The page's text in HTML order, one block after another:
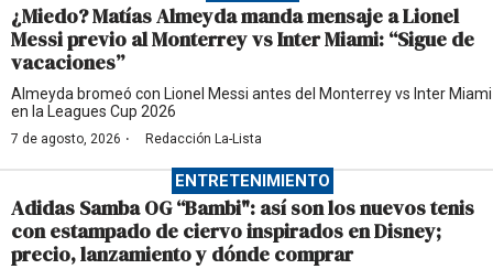
¿Miedo? Matías Almeyda manda mensaje a Lionel
Messi previo al Monterrey vs Inter Miami: “Sigue de
vacaciones”
Almeyda bromeó con Lionel Messi antes del Monterrey vs Inter Miami
en la Leagues Cup 2026
7 de agosto, 2026 · Redacción La-Lista
ENTRETENIMIENTO
Adidas Samba OG “Bambi": así son los nuevos tenis
con estampado de ciervo inspirados en Disney;
precio, lanzamiento y dónde comprar